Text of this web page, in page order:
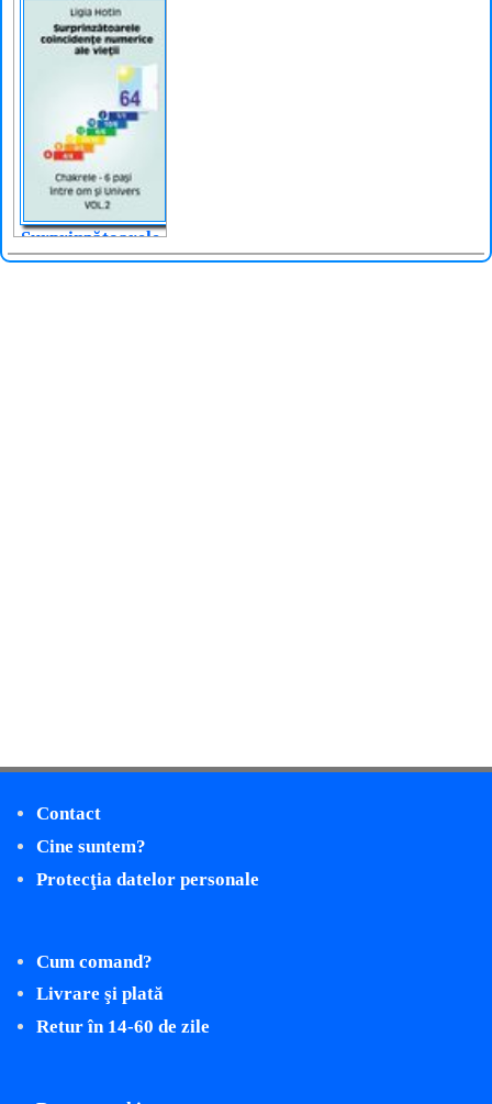
Surprinzătoarele
coincidențe
Contact
Cine suntem?
Protecţia datelor personale
Cum comand?
Livrare şi plată
Retur în 14-60 de zile